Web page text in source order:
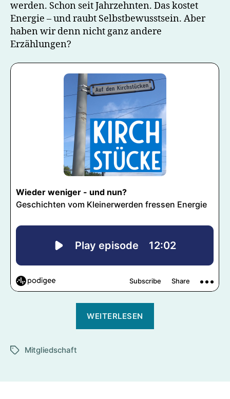
werden. Schon seit Jahrzehnten. Das kostet
Energie – und raubt Selbstbewusstsein. Aber
haben wir denn nicht ganz andere
Erzählungen?
WEITERLESEN
Schlagwörter
Mitgliedschaft